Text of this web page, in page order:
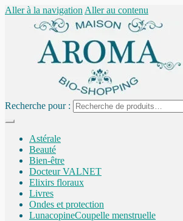
Aller à la navigation Aller au contenu
Recherche pour :
Astérale
Beauté
Bien-être
Docteur VALNET
Elixirs floraux
Livres
Ondes et protection
LunacopineCoupelle menstruelle